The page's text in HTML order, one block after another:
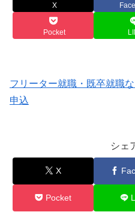
X
Pocket
フリーター就職・既卒就職
申込
シェ
X
Pocket